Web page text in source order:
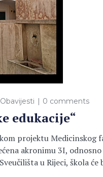
Obavijesti 0 comments
edukacije“
projektu
akronimu 3I,
u Rijeci, škola će